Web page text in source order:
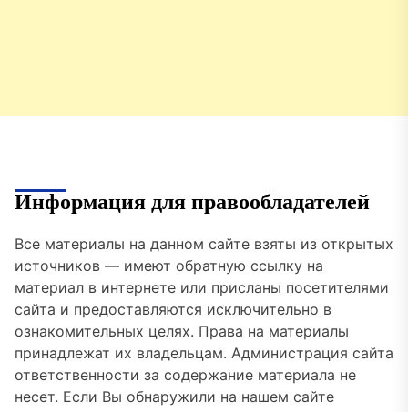
Информация для правообладателей
Все материалы на данном сайте взяты из открытых
источников — имеют обратную ссылку на
материал в интернете или присланы посетителями
сайта и предоставляются исключительно в
ознакомительных целях. Права на материалы
принадлежат их владельцам. Администрация сайта
ответственности за содержание материала не
несет. Если Вы обнаружили на нашем сайте